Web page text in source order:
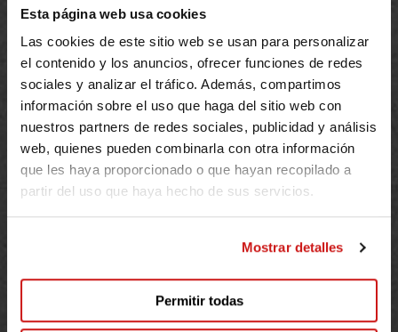
Esta página web usa cookies
Las cookies de este sitio web se usan para personalizar
el contenido y los anuncios, ofrecer funciones de redes
sociales y analizar el tráfico. Además, compartimos
información sobre el uso que haga del sitio web con
nuestros partners de redes sociales, publicidad y análisis
web, quienes pueden combinarla con otra información
que les haya proporcionado o que hayan recopilado a
partir del uso que haya hecho de sus servicios.
Mostrar detalles
Permitir todas
FAQs Contacte
Uneix-te
Persones
Empreses